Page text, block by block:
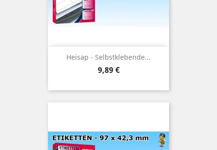
Heisap - Selbstklebende...
Preis
9,89 €